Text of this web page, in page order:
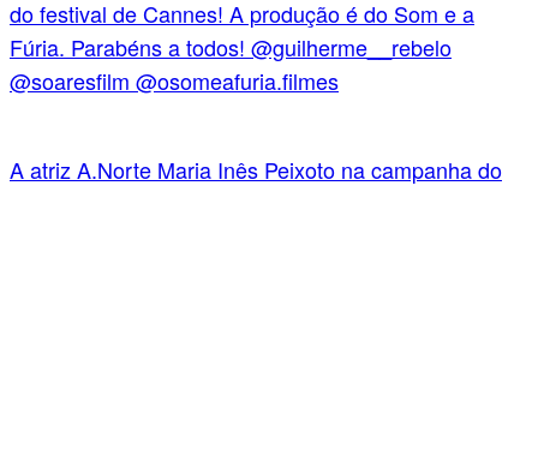
A atriz A.Norte Maria Inês Peixoto na campanha do